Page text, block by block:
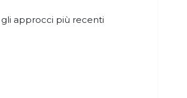
approcci più recenti